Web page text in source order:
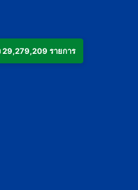
29,279,209 รายการ